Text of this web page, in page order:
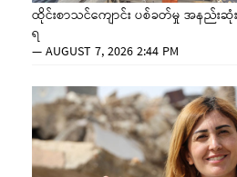
ထိုင်းစာသင်ကျောင်း ပစ်ခတ်မှု အနည်းဆုံး
ရ
—AUGUST 7, 2026 2:44 PM